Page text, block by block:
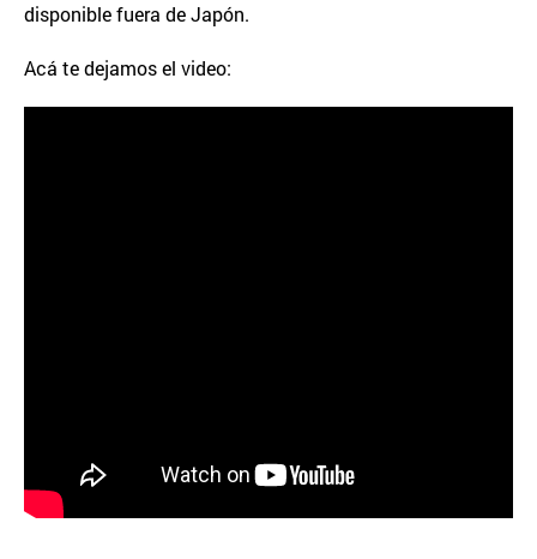
disponible fuera de Japón.
Acá te dejamos el video: